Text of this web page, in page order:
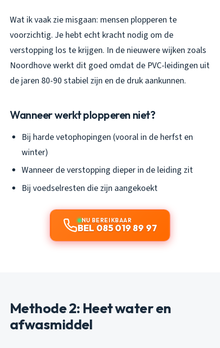
Wat ik vaak zie misgaan: mensen plopperen te
voorzichtig. Je hebt echt kracht nodig om de
verstopping los te krijgen. In de nieuwere wijken zoals
Noordhove werkt dit goed omdat de PVC-leidingen uit
de jaren 80-90 stabiel zijn en de druk aankunnen.
Wanneer werkt plopperen niet?
Bij harde vetophopingen (vooral in de herfst en
winter)
Wanneer de verstopping dieper in de leiding zit
Bij voedselresten die zijn aangekoekt
NU BEREIKBAAR
BEL 085 019 89 97
Methode 2: Heet water en
afwasmiddel